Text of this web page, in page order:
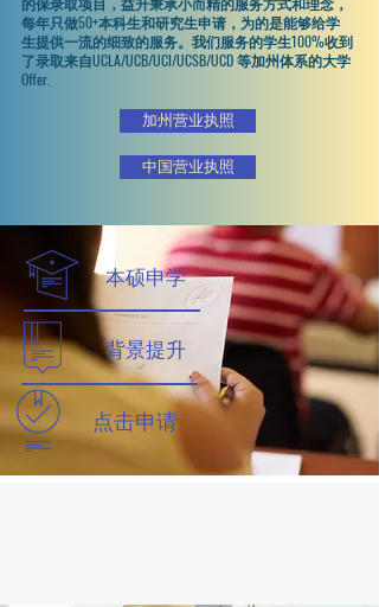
每年只做50+本科生和研究生申请，为的是能够给学
生提供一流的细致的服务。我们服务的学生100%收到
了录取来自UCLA/UCB/UCI/UCSB/UCD 等加州体系的大学
Offer.
加州营业执照
中国营业执照
本硕申学
背景提升
​点击申请